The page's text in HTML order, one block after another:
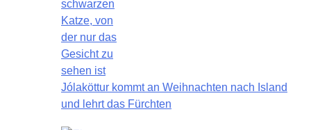
Jólaköttur kommt an Weihnachten nach Island
und lehrt das Fürchten